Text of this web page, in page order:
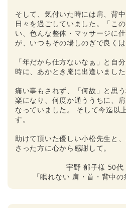
そして、気付いた時には肩、背
日々を過ごしていました。「こ
い、色んな整体・マッサージに
が、いつもその場しのぎで良くは
「年だから仕方ないなぁ」と自
時に、あかとき庵に出逢いました
痛い事もされず、「何故」と思
楽になり、何度か通ううちに、
なっていました。 そして今迄以
す。
助けて頂いた優しい小松先生と
さった方に心から感謝して。
宇野 郁子様 50
「眠れない 肩・首・背中